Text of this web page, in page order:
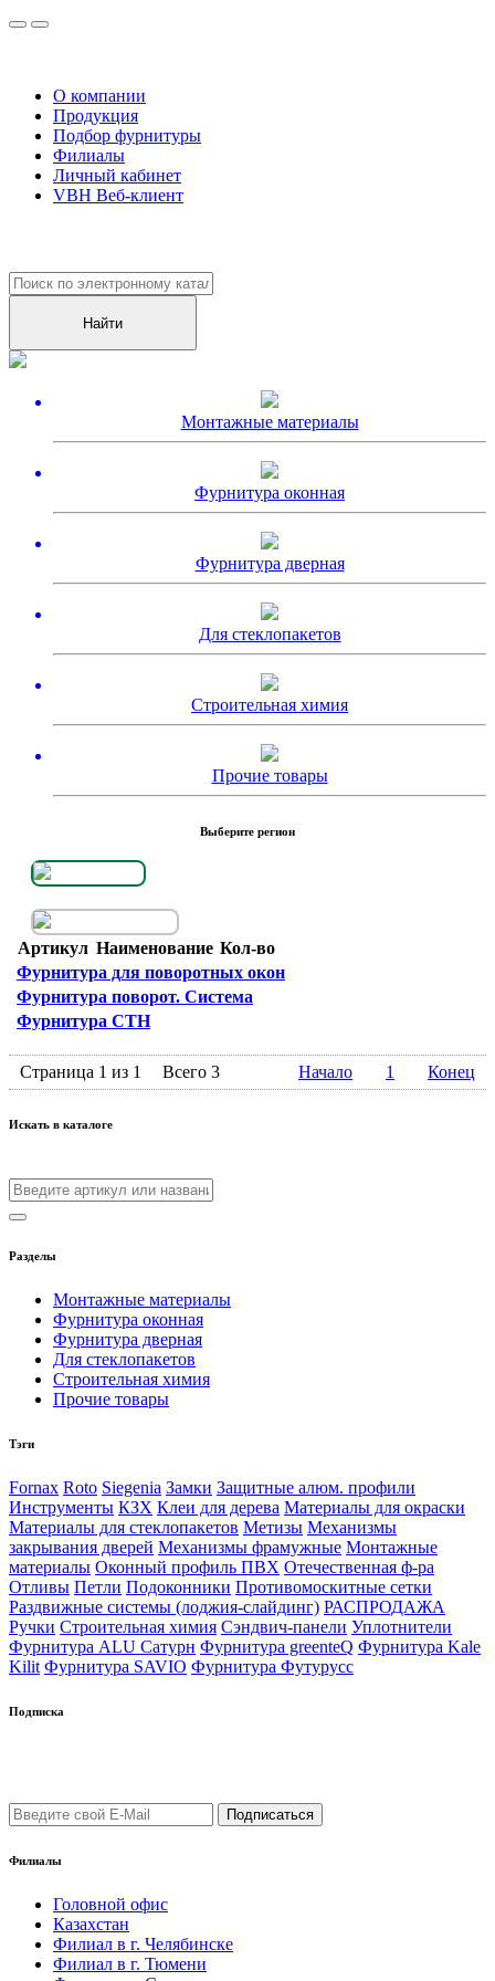
О компании
Продукция
Подбор фурнитуры
Филиалы
Личный кабинет
VBH Веб-клиент
Монтажные материалы
Фурнитура оконная
Фурнитура дверная
Для стеклопакетов
Строительная химия
Прочие товары
Выберите регион
Артикул Наименование Кол-во
Фурнитура для поворотных окон
Фурнитура поворот. Система
Фурнитура СТН
Страница 1 из 1 Всего 3 Начало 1 Конец
Искать в каталоге
Разделы
Монтажные материалы
Фурнитура оконная
Фурнитура дверная
Для стеклопакетов
Строительная химия
Прочие товары
Тэги
Fornax Roto Siegenia Замки Защитные алюм. профили
Инструменты КЗХ Клеи для дерева Материалы для окраски
Материалы для стеклопакетов Метизы Механизмы
закрывания дверей Механизмы фрамужные Монтажные
материалы Оконный профиль ПВХ Отечественная ф-ра
Отливы Петли Подоконники Противомоскитные сетки
Раздвижные системы (лоджия-слайдинг) РАСПРОДАЖА
Ручки Строительная химия Сэндвич-панели Уплотнители
Фурнитура ALU Сатурн Фурнитура greenteQ Фурнитура Kale
Kilit Фурнитура SAVIO Фурнитура Футурусс
Подписка
Филиалы
Головной офис
Казахстан
Филиал в г. Челябинске
Филиал в г. Тюмени